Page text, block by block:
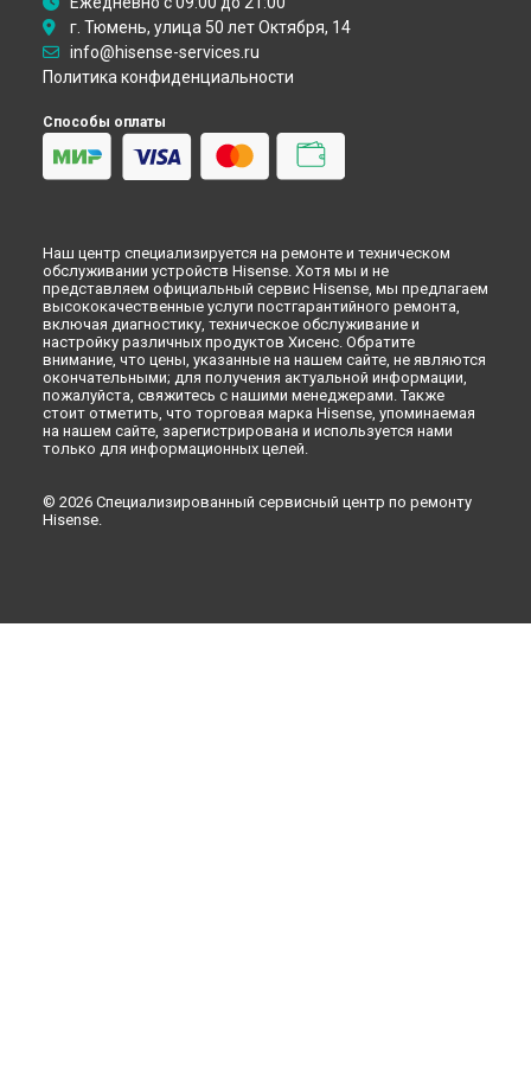
Ремонт кондиционера Hisense вМоскве
г. Тюмень, улица 50 лет Октября, 14
info@hisense-services.ru
Политика конфиденциальности
Способы оплаты
Наш центр специализируется на ремонте и техническом
обслуживании устройств Hisense. Хотя мы и не
представляем официальный сервис Hisense, мы предлагаем
высококачественные услуги постгарантийного ремонта,
включая диагностику, техническое обслуживание и
настройку различных продуктов Хисенс. Обратите
внимание, что цены, указанные на нашем сайте, не являются
окончательными; для получения актуальной информации,
пожалуйста, свяжитесь с нашими менеджерами. Также
стоит отметить, что торговая марка Hisense, упоминаемая
на нашем сайте, зарегистрирована и используется нами
только для информационных целей.
© 2026 Специализированный сервисный центр по ремонту
Hisense.